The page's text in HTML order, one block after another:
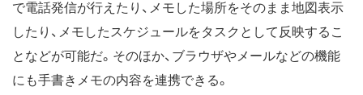
で電話発信が行えたり、メモした場所をそのまま地図表示
したり、メモしたスケジュールをタスクとして反映するこ
となどが可能だ。そのほか、ブラウザやメールなどの機能
にも手書きメモの内容を連携できる。